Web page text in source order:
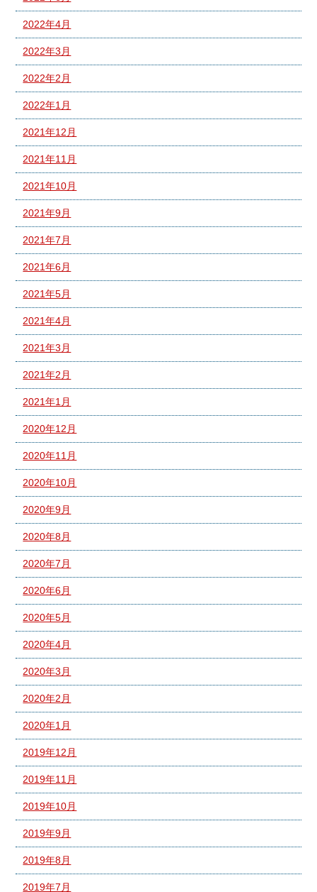
2022年4月
2022年3月
2022年2月
2022年1月
2021年12月
2021年11月
2021年10月
2021年9月
2021年7月
2021年6月
2021年5月
2021年4月
2021年3月
2021年2月
2021年1月
2020年12月
2020年11月
2020年10月
2020年9月
2020年8月
2020年7月
2020年6月
2020年5月
2020年4月
2020年3月
2020年2月
2020年1月
2019年12月
2019年11月
2019年10月
2019年9月
2019年8月
2019年7月